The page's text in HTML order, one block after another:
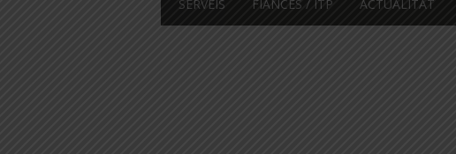
SERVEIS FIANCES / ITP ACTUALITAT